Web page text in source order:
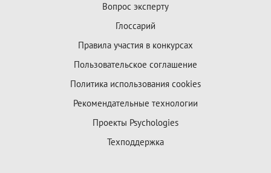
Вопрос эксперту
Глоссарий
Правила участия в конкурсах
Пользовательское соглашение
Политика использования cookies
Рекомендательные технологии
Проекты Psychologies
Техподдержка